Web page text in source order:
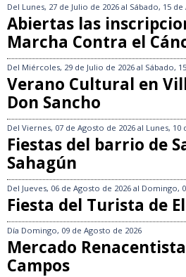
Del Lunes, 27 de Julio de 2026 al Sábado, 15
Abiertas las
Marcha Contra el
Del Miércoles, 29 de Julio de 2026 al Sábado,
Verano Cultural en
Don Sancho
Del Viernes, 07 de Agosto de 2026 al Lunes, 10
Fiestas del barrio de
Sahagún
Del Jueves, 06 de Agosto de 2026 al Domingo,
Fiesta del Turista de
Día Domingo, 09 de Agosto de 2026
Mercado
Campos